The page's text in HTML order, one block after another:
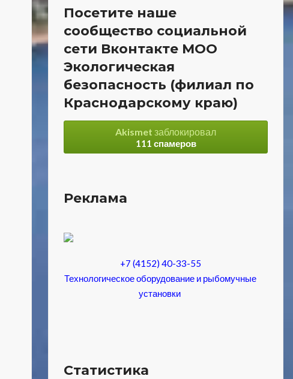
Посетите наше
сообщество социальной
сети Вконтакте МОО
Экологическая
безопасность (филиал по
Краснодарскому краю)
Akismet заблокировал
111 спамеров
Реклама
+7 (4152) 40-33-55
Технологическое оборудование и рыбомучные
установки
Статистика